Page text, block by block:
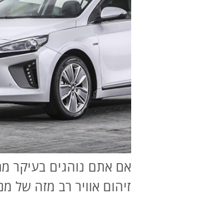
אם אתם נוהגים בעיקר
זיהום אוויר רב מזה של